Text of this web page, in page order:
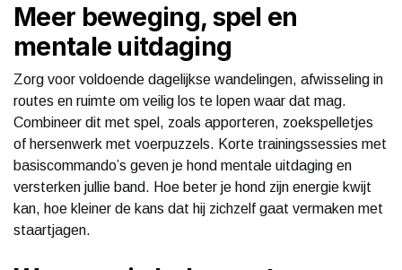
Meer beweging, spel en
mentale uitdaging
Zorg voor voldoende dagelijkse wandelingen, afwisseling in
routes en ruimte om veilig los te lopen waar dat mag.
Combineer dit met spel, zoals apporteren, zoekspelletjes
of hersenwerk met voerpuzzels. Korte trainingssessies met
basiscommando’s geven je hond mentale uitdaging en
versterken jullie band. Hoe beter je hond zijn energie kwijt
kan, hoe kleiner de kans dat hij zichzelf gaat vermaken met
staartjagen.